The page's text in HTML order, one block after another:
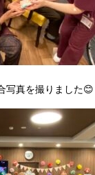
写真を撮りました😊